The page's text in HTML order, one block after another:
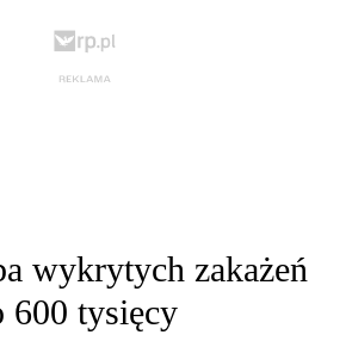
wykrytych zakażeń
600 tysięcy